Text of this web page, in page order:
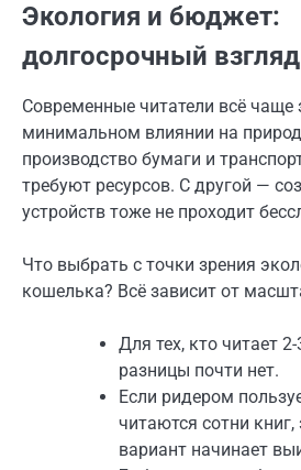
Экология и бюджет:
долгосрочный взгляд
Современные читатели всё
минимальном влиянии на
производство бумаги и
требуют ресурсов. С другой —
устройств тоже не проходит
Что выбрать с точки зрения
кошелька? Всё зависит от
Для тех, кто читает
разницы почти нет.
Если ридером
читаются сотни
вариант начинает